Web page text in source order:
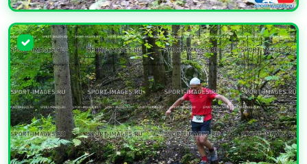
УВЕЛИЧИТЬ